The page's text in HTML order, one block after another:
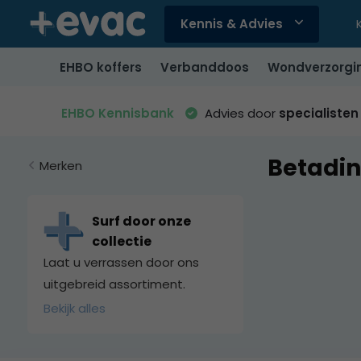
Kennis & Advies
Gebruik
de
pijltjes
een
selecteren.
Enter
om
EHBO koffers Verbanddoos
EHBO Kennisbank Advies door specialisten
Merken
Surf door onze
collectie
Laat u verrassen door ons
uitgebreid assortiment.
Bekijk alles